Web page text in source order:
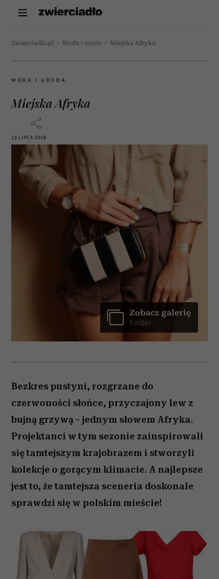
Zwierciadlo.pl > Moda i uroda > Miejska Afryka
MODA I URODA
Miejska Afryka
13 LIPCA 2018
Zobacz galerię
5 zdjęć
Bezkres pustyni, rozgrzane do
czerwoności słońce, przyczajony lew z
bujną grzywą – jednym słowem Afryka.
Projektanci w tym sezonie zainspirowali
się tamtejszym krajobrazem i stworzyli
kolekcje o gorącym klimacie. A najlepsze
jest to, że tamtejsza sceneria doskonale
sprawdzi się w polskim mieście!